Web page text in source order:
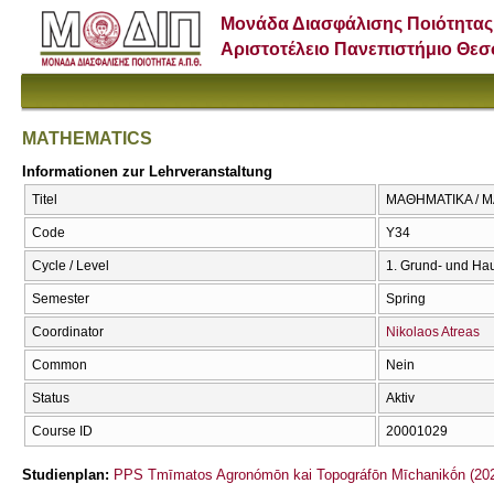
Μονάδα Διασφάλισης Ποιότητας
Αριστοτέλειο Πανεπιστήμιο
MATHEMATICS
Informationen zur Lehrveranstaltung
Titel ΜΑΘΗΜΑΤΙΚΑ /
Code Υ34
Cycle / Level 1. Grund- und
Semester Spring
Coordinator Nikolaos Atreas
Common Nein
Status Aktiv
Course ID 20001029
Studienplan: PPS Tmīmatos Agronómōn kai Topográfōn Mīchanikṓn